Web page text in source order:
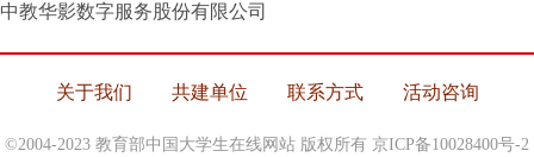
中教华影数字服务股份有限公司
关于我们 共建单位 联系方式 活动咨询
©2004-2023 教育部中国大学生在线网站 版权所有 京ICP备10028400号-2